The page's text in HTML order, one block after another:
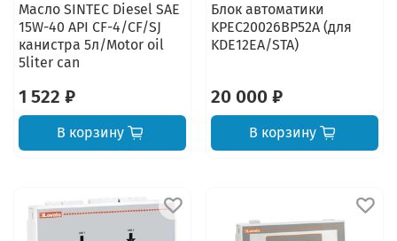
Масло SINTEC Diesel SAE
15W-40 API CF-4/CF/SJ
канистра 5л/Motor oil
5liter can
1 522 ₽
В корзину
Блок автоматики
KPEC20026BP52A (для
KDE12EA/STA)
20 000 ₽
В корзину